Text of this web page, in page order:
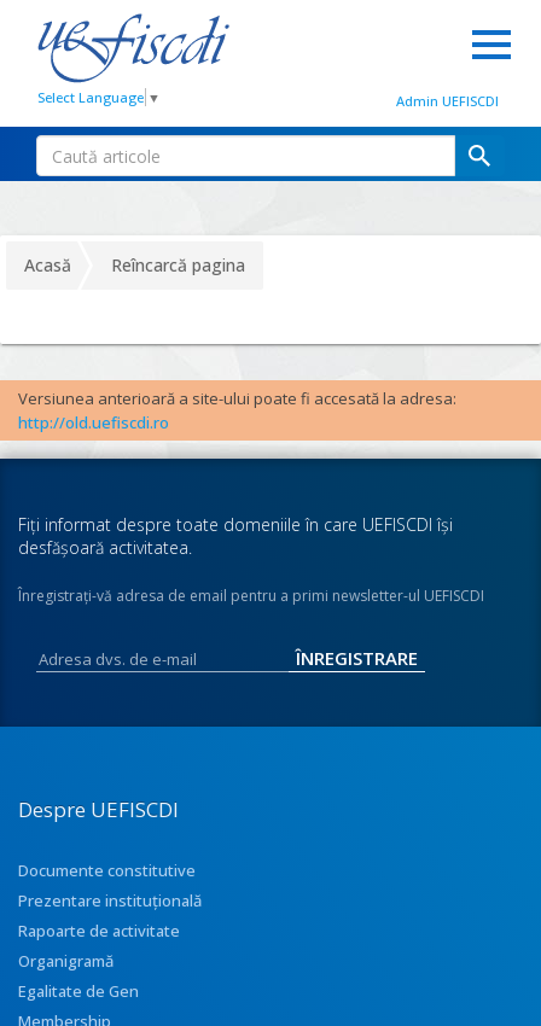
Select Language ▼ Admin UEFISCDI
Acasă Reîncarcă pagina
Versiunea anterioară a site-ului poate fi accesată la adresa:
http://old.uefiscdi.ro
Fiţi informat despre toate domeniile în care UEFISCDI îşi
desfăşoară activitatea.
Înregistraţi-vă adresa de email pentru a primi newsletter-ul UEFISCDI
Despre UEFISCDI
Documente constitutive
Prezentare instituţională
Rapoarte de activitate
Organigramă
Egalitate de Gen
Membership